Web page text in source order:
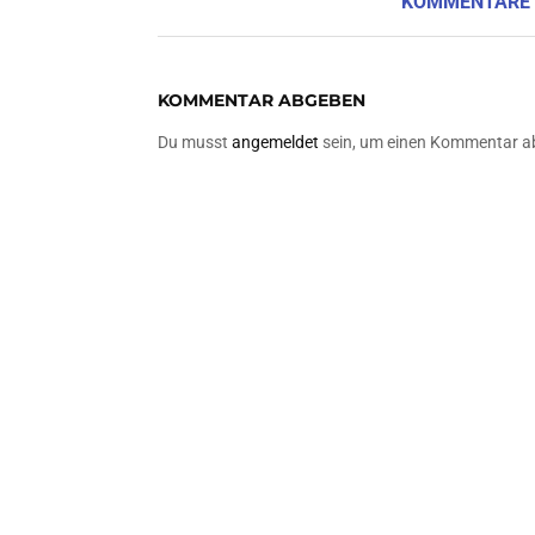
KOMMENTAR ABGEBEN
Du musst angemeldet sein, um einen Kommentar